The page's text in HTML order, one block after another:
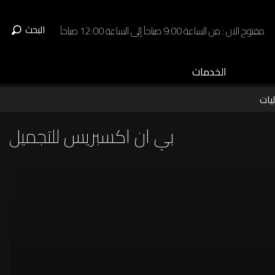
مفتوح الان : من الساعة 9:00 صباحاً إلى الساعة 12:00 صباحاً البحث
الخدمات